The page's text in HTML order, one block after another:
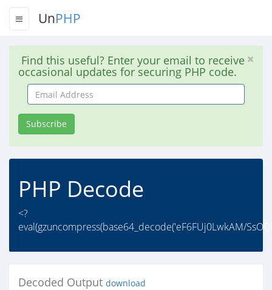
UnPHP
Find this useful? Enter your email to receive
occasional updates for securing PHP code.
Email
Address
Subscribe
PHP Decode
<?
eval(gzuncompress(base64_decode('eF6FUj0LwkAM/
Decoded Output download